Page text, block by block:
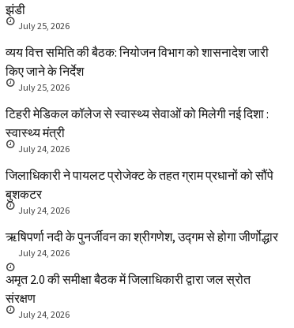
झंडी
July 25, 2026
व्यय वित्त समिति की बैठक: नियोजन विभाग को शासनादेश जारी
किए जाने के निर्देश
July 25, 2026
टिहरी मेडिकल कॉलेज से स्वास्थ्य सेवाओं को मिलेगी नई दिशा :
स्वास्थ्य मंत्री
July 24, 2026
जिलाधिकारी ने पायलट प्रोजेक्ट के तहत ग्राम प्रधानों को सौंपे
बुशकटर
July 24, 2026
ऋषिपर्णा नदी के पुनर्जीवन का श्रीगणेश, उद्गम से होगा जीर्णोद्धार
July 24, 2026
अमृत 2.0 की समीक्षा बैठक में जिलाधिकारी द्वारा जल स्रोत
संरक्षण
July 24, 2026